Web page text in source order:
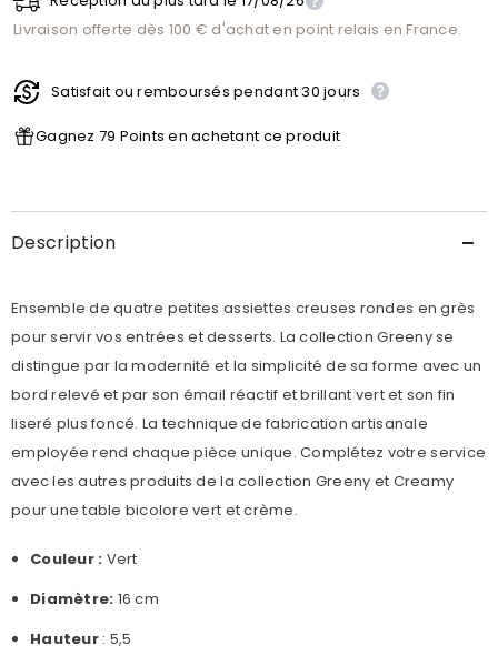
Service
4
4
Informations de livraison
Livraison offerte dès 100 € d'achat en point relais en France.
Satisfait ou remboursés pendant 30 jours
Gagnez 79 Points en achetant ce produit
Description
Ensemble de quatre petites assiettes creuses rondes en grès
pour servir vos entrées et desserts. La collection Greeny se
distingue par la modernité et la simplicité de sa forme avec un
bord relevé et par son émail réactif et brillant vert et son fin
liseré plus foncé. La technique de fabrication artisanale
employée rend chaque pièce unique.Complétez votre service
avec les autres produits de la collection Greeny et Creamy
pour une table bicolore vert et crème.
Couleur : Vert
Diamètre: 16 cm
Hauteur: 5,5